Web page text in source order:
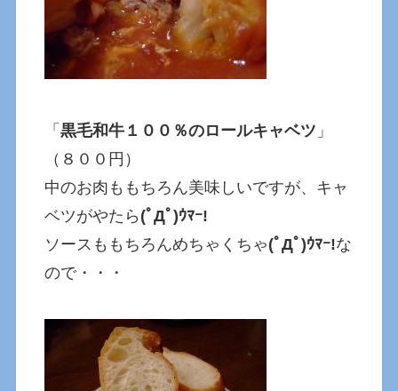
「黒毛和牛１００％のロールキャベツ 」
（８００円）
中のお肉ももちろん美味しいですが、キャ
ベツがやたら (ﾟДﾟ)ｳﾏｰ!
ソースももちろんめちゃくちゃ(ﾟДﾟ)ｳﾏｰ!な
ので・・・